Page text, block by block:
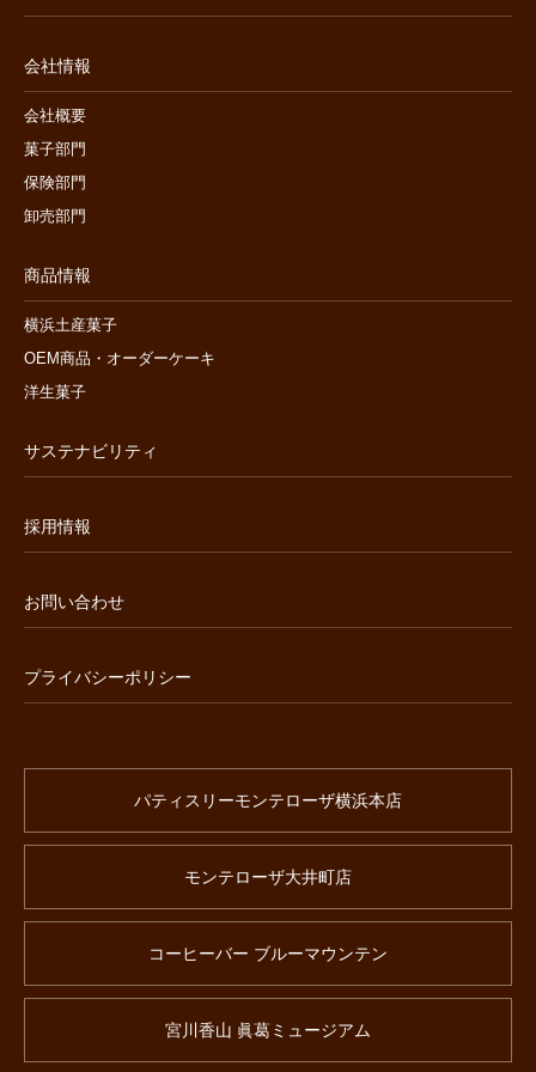
会社情報
会社概要
菓子部門
保険部門
卸売部門
商品情報
横浜土産菓子
OEM商品・オーダーケーキ
洋生菓子
サステナビリティ
採用情報
お問い合わせ
プライバシーポリシー
パティスリーモンテローザ横浜本店
モンテローザ大井町店
コーヒーバー ブルーマウンテン
宮川香山 眞葛ミュージアム